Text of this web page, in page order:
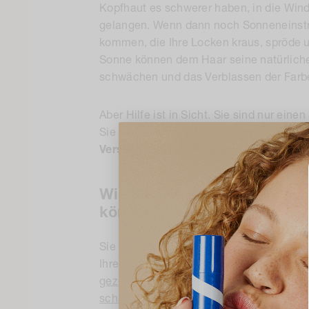
Kopfhaut es schwerer haben, in die
gelangen. Wenn dann noch
kommen, die Ihre Locken kraus, spröde
Sonne können dem Haar seine
schwächen und das Verblassen der
Aber Hilfe ist in Sicht. Sie sind nur
Sie Ihr Haar nicht nur vor der
Verschmutzung, Hitzegeräten,
Wie Sie UV-Schutz für Ihr
können
Sie würden nicht daran denken, ohne
Ihre Erinnerung daran, auch etwas für
gezeigt, dass übermäßige
schädigt.UVA-Strahlen lassen die Farbe